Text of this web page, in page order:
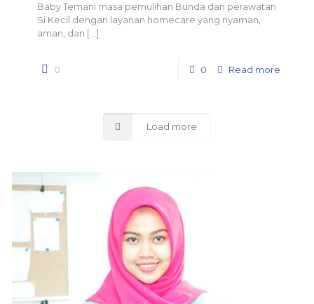
Baby Temani masa pemulihan Bunda dan perawatan
Si Kecil dengan layanan homecare yang nyaman,
aman, dan […]
0 0 Read more
Load more